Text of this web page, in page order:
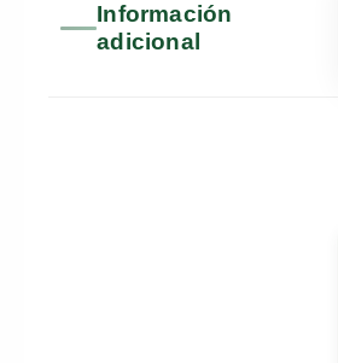
Información
adicional